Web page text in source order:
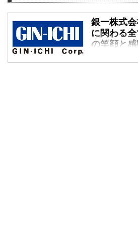
銀一株式
に関わる
の笑顔と感
映像機材（